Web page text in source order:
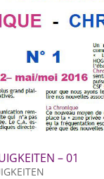
– 01